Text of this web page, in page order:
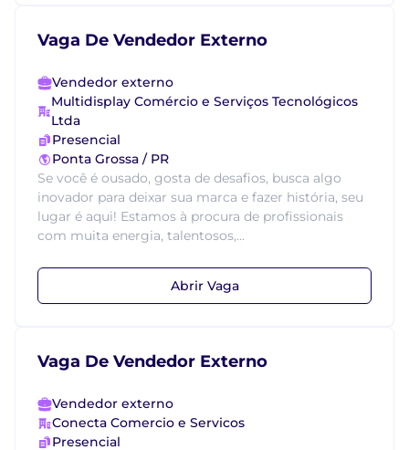
Vaga De Vendedor Externo
Vendedor externo
Multidisplay Comércio e Serviços Tecnológicos
Ltda
Presencial
Ponta Grossa / PR
Se você é ousado, gosta de desafios, busca algo
inovador para deixar sua marca e fazer história, seu
lugar é aqui! Estamos à procura de profissionais
com muita energia, talentosos,...
Abrir Vaga
Vaga De Vendedor Externo
Vendedor externo
Conecta Comercio e Servicos
Presencial